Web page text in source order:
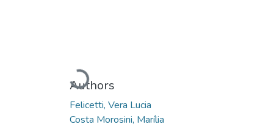
Cargando...
Authors
Felicetti, Vera Lucia
Costa Morosini, Marília